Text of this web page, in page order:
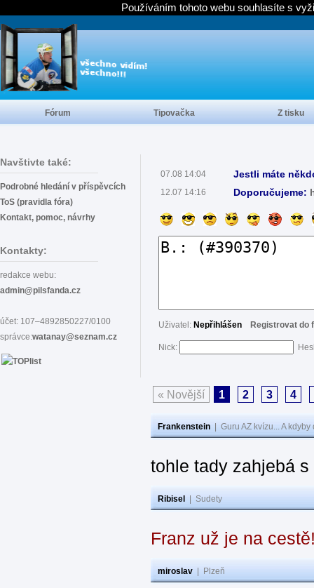
Navštivte také:
Podrobné hledání v příspěvcích
ToS (pravidla fóra)
Kontakt, pomoc, návrhy
Kontakty:
redakce webu:
admin@pilsfanda.cz
účet: 107–4892850227/0100
správce:watanay@seznam.cz
07.08 14:04 Jestli máte
12.07 14:16 Doporučujeme:
Uživatel: Nepřihlášen Registrovat do
Nick:
« Novější 1 2 3 4
Frankenstein Guru AZ kvízu... A
tohle tady zahjebá
Ribisel Sudety
Franz už je na
miroslav Plzeň
Fórum Tipovačka Z tisku
Používáním tohoto webu souhlasíte s